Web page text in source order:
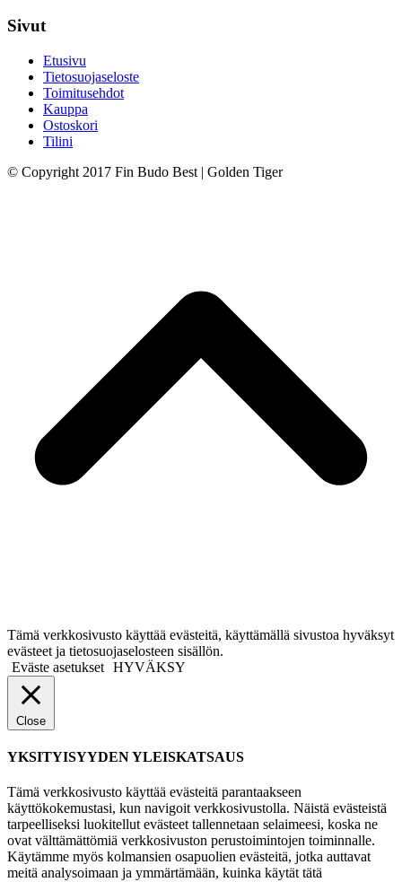
Sivut
Etusivu
Tietosuojaseloste
Toimitusehdot
Kauppa
Ostoskori
Tilini
© Copyright 2017 Fin Budo Best | Golden Tiger
Tämä verkkosivusto käyttää evästeitä, käyttämällä sivustoa hyväksyt
evästeet ja tietosuojaselosteen sisällön.
Eväste asetukset HYVÄKSY
Close
YKSITYISYYDEN YLEISKATSAUS
Tämä verkkosivusto käyttää evästeitä parantaakseen
käyttökokemustasi, kun navigoit verkkosivustolla. Näistä evästeistä
tarpeelliseksi luokitellut evästeet tallennetaan selaimeesi, koska ne
ovat välttämättömiä verkkosivuston perustoimintojen toiminnalle.
Käytämme myös kolmansien osapuolien evästeitä, jotka auttavat
meitä analysoimaan ja ymmärtämään, kuinka käytät tätä